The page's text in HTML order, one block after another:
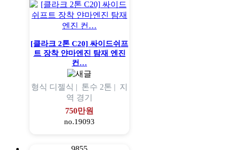
[클라크 2톤 C20] 싸이드쉬프
트 장착 얀마엔진 탐재 엔진
컨…
형식 디젤식 | 톤수 2톤 | 지
역 경기
750만원
no.19093